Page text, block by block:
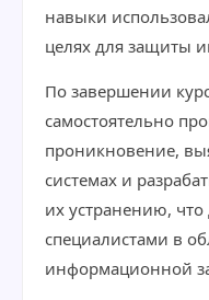
навыки
целях для защиты
По завершении
самостоятельно
проникновение,
системах и
их устранению,
специалистами в
информационной